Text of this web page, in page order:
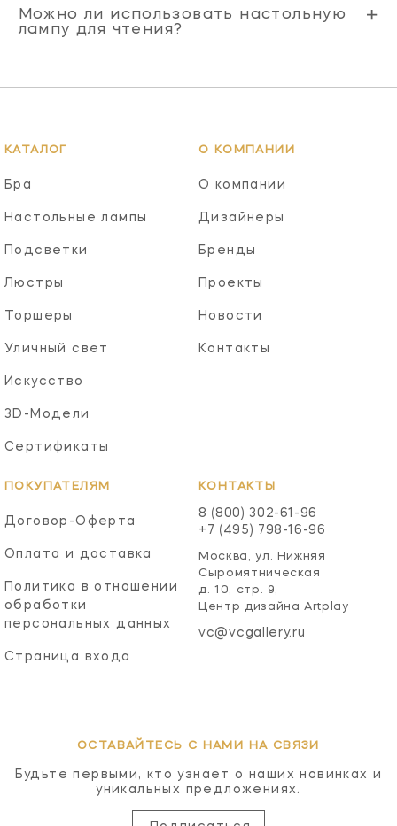
Можно ли использовать настольную
лампу для чтения?
КАТАЛОГ
Бра
Настольные лампы
Подсветки
Люстры
Торшеры
Уличный свет
Искусство
3D-Модели
Сертификаты
О КОМПАНИИ
О компании
Дизайнеры
Бренды
Проекты
Новости
Контакты
ПОКУПАТЕЛЯМ
Договор-Оферта
Оплата и доставка
Политика в отношении
обработки
персональных данных
Страница входа
КОНТАКТЫ
8 (800) 302-61-96
+7 (495) 798-16-96
Москва, ул. Нижняя
Сыромятническая
д. 10, стр. 9,
Центр дизайна Artplay
vc@vcgallery.ru
ОСТАВАЙТЕСЬ С НАМИ НА СВЯЗИ
Будьте первыми, кто узнает о наших новинках и
уникальных предложениях.